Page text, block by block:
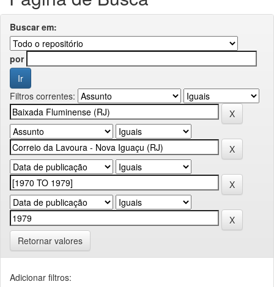
Buscar em:
por
Filtros correntes:
Retornar valores
Adicionar filtros: